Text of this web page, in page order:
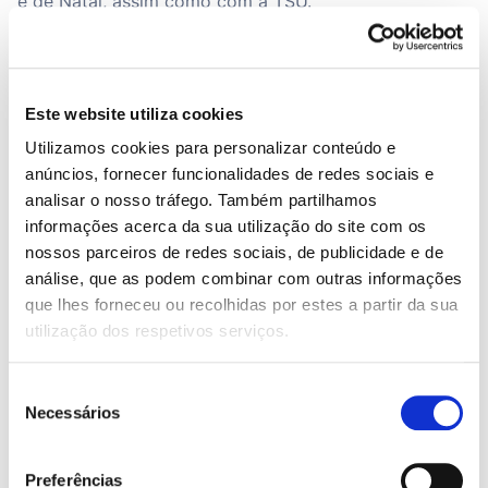
Este website utiliza cookies
Utilizamos cookies para personalizar conteúdo e
anúncios, fornecer funcionalidades de redes sociais e
analisar o nosso tráfego. Também partilhamos
informações acerca da sua utilização do site com os
nossos parceiros de redes sociais, de publicidade e de
análise, que as podem combinar com outras informações
que lhes forneceu ou recolhidas por estes a partir da sua
utilização dos respetivos serviços.
Necessários
Preferências
Este aumento tem um impacto direto na vida de
milhares de trabalhadores em Portugal.
No geral pode aumentar a motivação dos
trabalhadores e melhorar a sua qualidade de vida, mas
também tem implicações económicas, principalmente
para empresas, em específico, pequenas e médias
empresas que poderão vir a enfrentar desafios
laborais que podem pressionar as margens de lucro.
uma medida necessária e que promove a melhoria das